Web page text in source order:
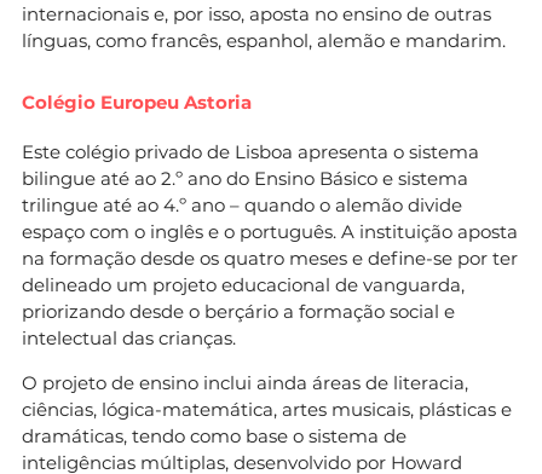
internacionais e, por isso, aposta no ensino de outras
línguas, como francês, espanhol, alemão e mandarim.
Colégio Europeu Astoria
Este colégio privado de Lisboa apresenta o sistema
bilingue até ao 2.º ano do Ensino Básico e sistema
trilingue até ao 4.º ano – quando o alemão divide
espaço com o inglês e o português. A instituição aposta
na formação desde os quatro meses e define-se por ter
delineado um projeto educacional de vanguarda,
priorizando desde o berçário a formação social e
intelectual das crianças.
O projeto de ensino inclui ainda áreas de literacia,
ciências, lógica-matemática, artes musicais, plásticas e
dramáticas, tendo como base o sistema de
inteligências múltiplas, desenvolvido por Howard